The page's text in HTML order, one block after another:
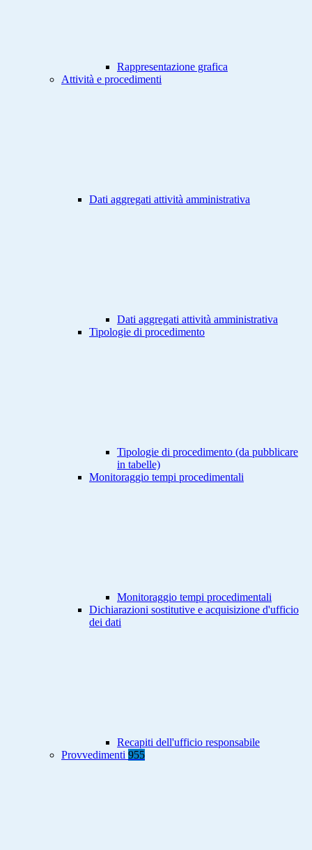
Rappresentazione grafica
Attività e procedimenti
Dati aggregati attività amministrativa
Dati aggregati attività amministrativa
Tipologie di procedimento
Tipologie di procedimento (da pubblicare
in tabelle)
Monitoraggio tempi procedimentali
Monitoraggio tempi procedimentali
Dichiarazioni sostitutive e acquisizione d'ufficio
dei dati
Recapiti dell'ufficio responsabile
Provvedimenti 955